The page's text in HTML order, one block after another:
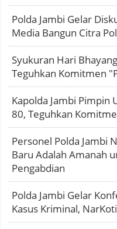
Polda Jambi Gelar
Media Bangun Citra
Syukuran Hari
Teguhkan Komitmen
Kapolda Jambi Pimpin
80, Teguhkan
Personel Polda Jambi
Baru Adalah Amanah
Pengabdian
Polda Jambi Gelar
Kasus Kriminal,